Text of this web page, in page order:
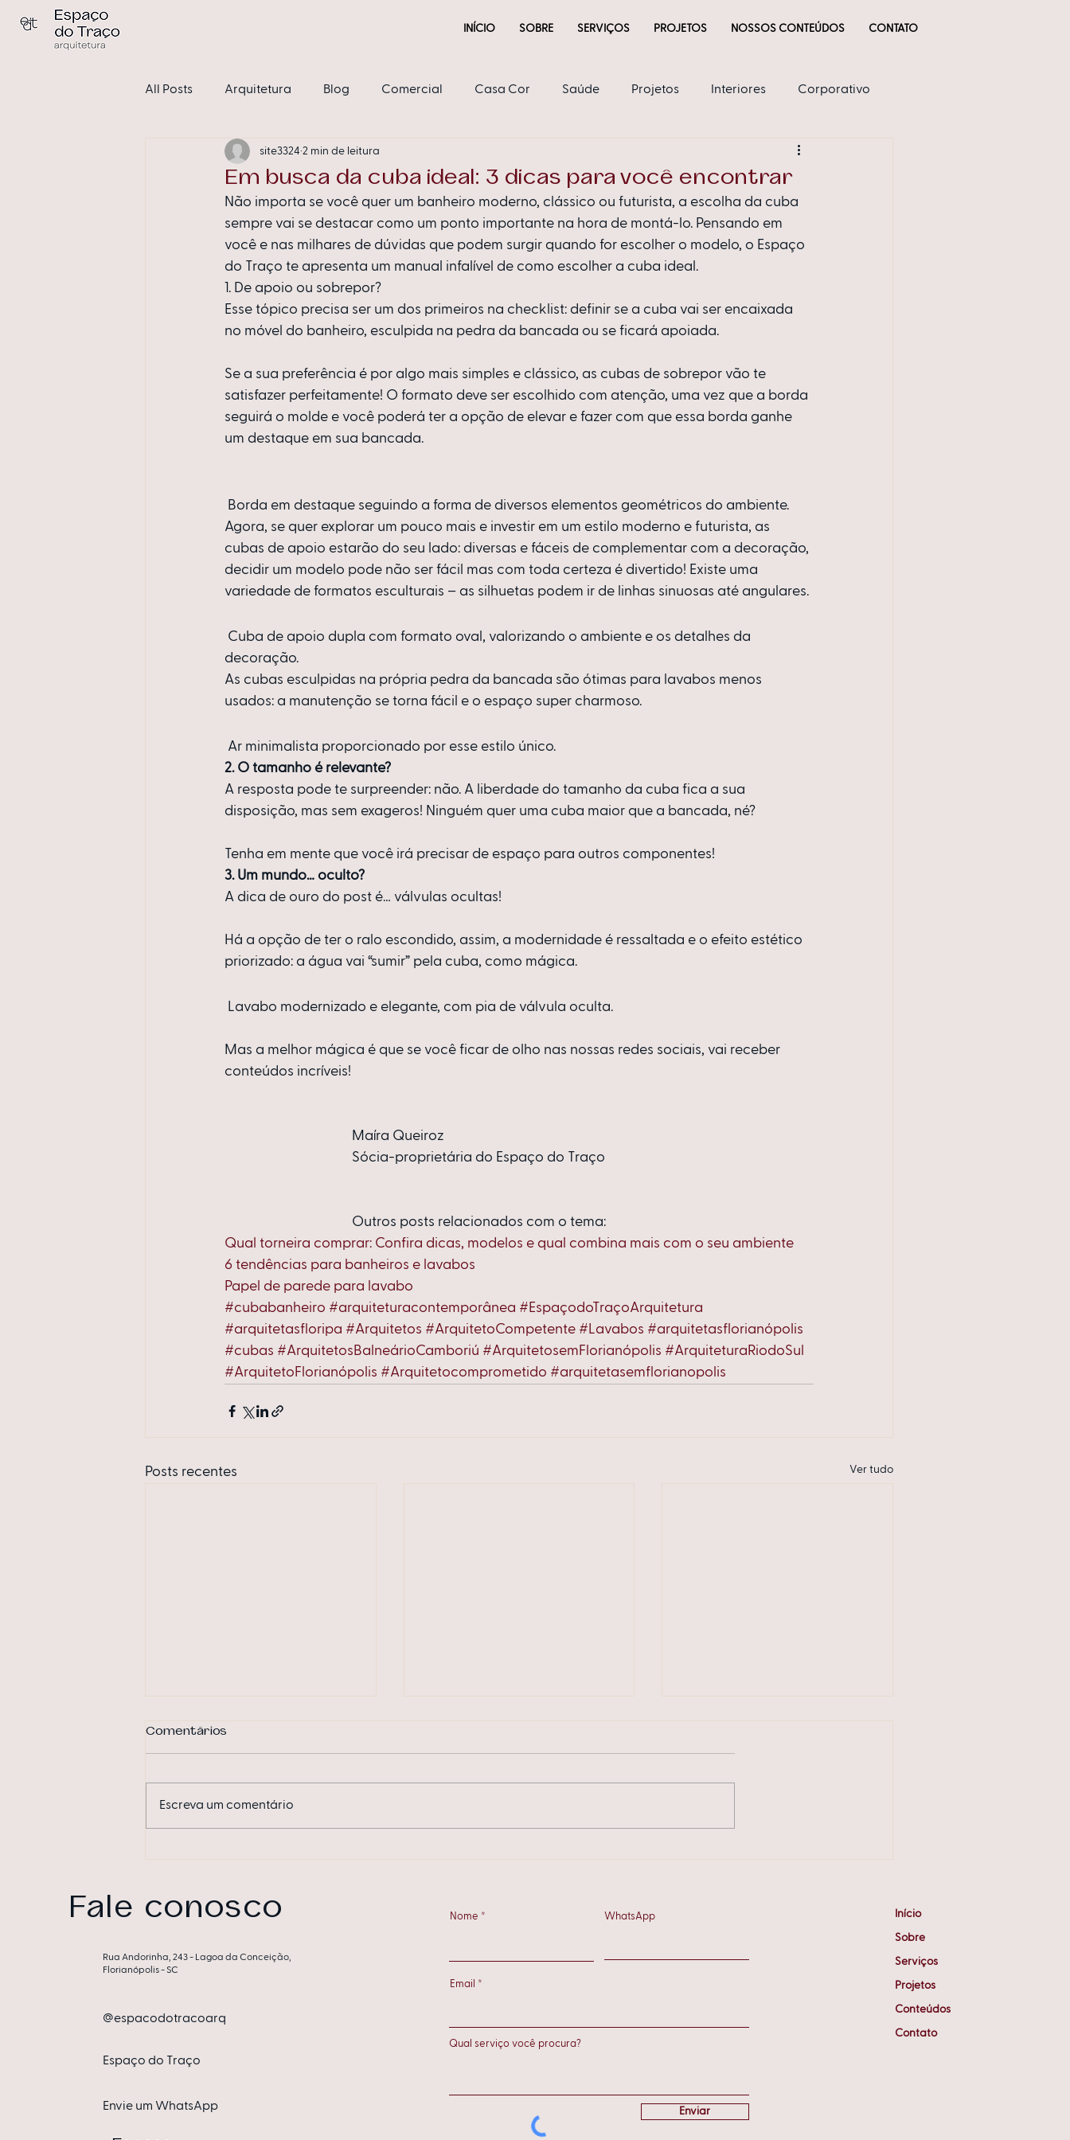
INÍCIO SOBRE SERVIÇOS PROJETOS NOSSOS CONTEÚDOS CONTATO
All Posts Arquitetura Blog Comercial Casa Cor Saúde Projetos Interiores Corporativo
Condomínios Sem categoria
Em busca da cuba ideal: 3 dicas para você encontrar
site3324 2 min de leitura
Não importa se você quer um banheiro moderno, clássico ou futurista, a escolha da cuba
sempre vai se destacar como um ponto importante na hora de montá-lo. Pensando em
você e nas milhares de dúvidas que podem surgir quando for escolher o modelo, o Espaço
do Traço te apresenta um manual infalível de como escolher a cuba ideal.
1. De apoio ou sobrepor?
Esse tópico precisa ser um dos primeiros na checklist: definir se a cuba vai ser encaixada
no móvel do banheiro, esculpida na pedra da bancada ou se ficará apoiada.
Se a sua preferência é por algo mais simples e clássico, as cubas de sobrepor vão te
satisfazer perfeitamente! O formato deve ser escolhido com atenção, uma vez que a borda
seguirá o molde e você poderá ter a opção de elevar e fazer com que essa borda ganhe
um destaque em sua bancada.
Borda em destaque seguindo a forma de diversos elementos geométricos do ambiente.
Agora, se quer explorar um pouco mais e investir em um estilo moderno e futurista, as
cubas de apoio estarão do seu lado: diversas e fáceis de complementar com a decoração,
decidir um modelo pode não ser fácil mas com toda certeza é divertido! Existe uma
variedade de formatos esculturais – as silhuetas podem ir de linhas sinuosas até angulares.
decoração.
As cubas esculpidas na própria pedra da bancada são ótimas para lavabos menos
usados: a manutenção se torna fácil e o espaço super charmoso.
Ar minimalista proporcionado por esse estilo único.
2. O tamanho é relevante?
A resposta pode te surpreender: não. A liberdade do tamanho da cuba fica a sua
disposição, mas sem exageros! Ninguém quer uma cuba maior que a bancada, né?
Tenha em mente que você irá precisar de espaço para outros componentes!
3. Um mundo… oculto?
A dica de ouro do post é… válvulas ocultas!
Há a opção de ter o ralo escondido, assim, a modernidade é ressaltada e o efeito estético
priorizado: a água vai “sumir” pela cuba, como mágica.
Lavabo modernizado e elegante, com pia de válvula oculta.
Mas a melhor mágica é que se você ficar de olho nas nossas redes sociais, vai receber
conteúdos incríveis!
Maíra Queiroz
Sócia-proprietária do Espaço do Traço
Outros posts relacionados com o tema:
Qual torneira comprar: Confira dicas, modelos e qual combina mais com o seu ambiente
6 tendências para banheiros e lavabos
Papel de parede para lavabo
#cubabanheiro #arquiteturacontemporânea #EspaçodoTraçoArquitetura
#arquitetasfloripa #Arquitetos #ArquitetoCompetente #Lavabos #arquitetasflorianópolis
#cubas #ArquitetosBalneárioCamboriú #ArquitetosemFlorianópolis #ArquiteturaRiodoSul
#ArquitetoFlorianópolis #Arquitetocomprometido #arquitetasemflorianopolis
Posts recentes Ver tudo
Comentários
Escreva um comentário
Fale conosco
Rua Andorinha, 243 - Lagoa da Conceição,
Florianópolis - SC
@espacodotracoarq
Espa​ço do Traço
Envie um WhatsApp
Nome WhatsApp
Email
Enviar
Início
Sobre
Serviços
Projetos
Conteúdos
Contato